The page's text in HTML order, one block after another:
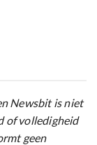
Newsbit is niet
of volledigheid
geen